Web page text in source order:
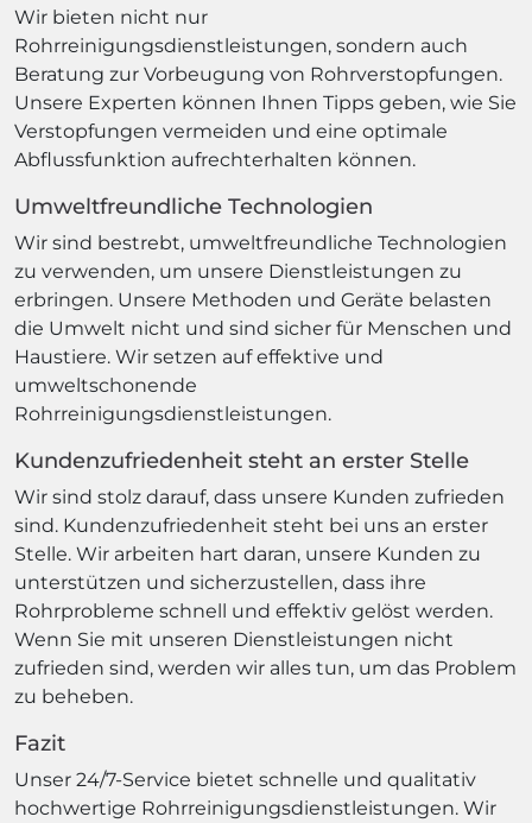
Wir bieten nicht nur
Rohrreinigungsdienstleistungen, sondern auch
Beratung zur Vorbeugung von Rohrverstopfungen.
Unsere Experten können Ihnen Tipps geben, wie Sie
Verstopfungen vermeiden und eine optimale
Abflussfunktion aufrechterhalten können.
Umweltfreundliche Technologien
Wir sind bestrebt, umweltfreundliche Technologien
zu verwenden, um unsere Dienstleistungen zu
erbringen. Unsere Methoden und Geräte belasten
die Umwelt nicht und sind sicher für Menschen und
Haustiere. Wir setzen auf effektive und
umweltschonende
Rohrreinigungsdienstleistungen.
Kundenzufriedenheit steht an erster Stelle
Wir sind stolz darauf, dass unsere Kunden zufrieden
sind. Kundenzufriedenheit steht bei uns an erster
Stelle. Wir arbeiten hart daran, unsere Kunden zu
unterstützen und sicherzustellen, dass ihre
Rohrprobleme schnell und effektiv gelöst werden.
Wenn Sie mit unseren Dienstleistungen nicht
zufrieden sind, werden wir alles tun, um das Problem
zu beheben.
Fazit
Unser 24/7-Service bietet schnelle und qualitativ
hochwertige Rohrreinigungsdienstleistungen. Wir